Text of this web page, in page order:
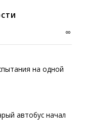
∞
на одной
автобус начал